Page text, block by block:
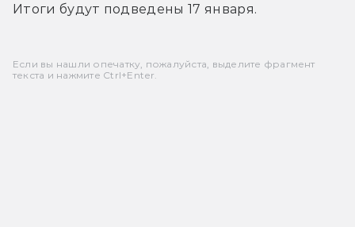
Итоги будут подведены 17 января.
Если вы нашли опечатку, пожалуйста, выделите фрагмент
текста и нажмите Ctrl+Enter.